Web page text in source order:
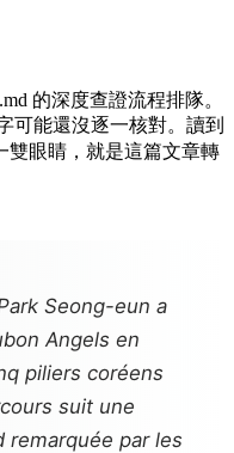
的深度查證流程排隊。
可能還沒逐一核對。讀到
眼睛，就是這篇文章轉
Seong-eun a
Angels en
piliers coréens
suit une
remarquée par les